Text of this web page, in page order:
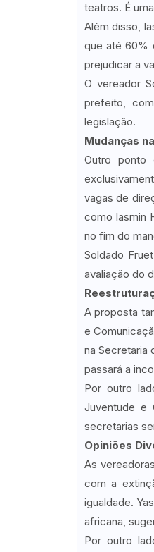
teatros. É
Além disso,
que até 60%
prejudicar a
O vereador
prefeito,
legislação.
Mudanças
Outro ponto
vagas de
como Iasmin
no fim do
Soldado
avaliação do
A proposta
e
na Secretaria
passará a
Por outro
Juventude e
secretarias
Opiniões
As
com a
igualdade.
africana,
Por outro